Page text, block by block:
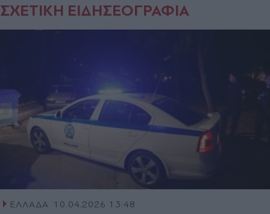
ΣΧΕΤΙΚΗ ΕΙΔΗΣΕΟΓΡΑΦΙΑ
ΕΛΛΑΔΑ
10.04.2026 13:48